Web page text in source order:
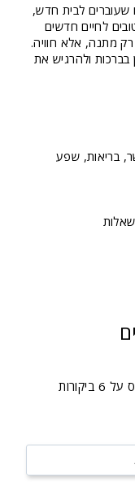
לבית חדש,
לחיים חדשים
מתנה, אלא חוויה.
ולהרגיש את
ביקורות